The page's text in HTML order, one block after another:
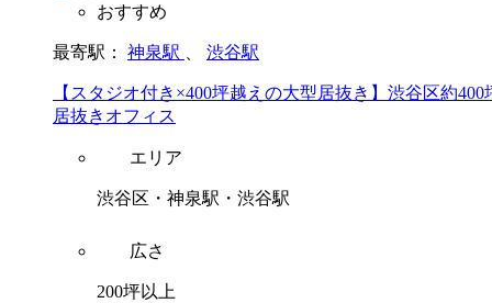
おすすめ
最寄駅： 神泉駅 渋谷駅
【スタジオ付き×400坪越えの大型居抜き】渋谷区約400
居抜きオフィス
エリア
渋谷区・神泉駅・渋谷駅
広さ
200坪以上